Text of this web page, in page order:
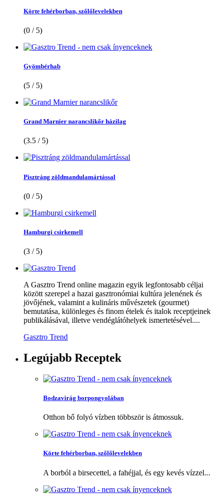
Körte fehérborban, szőlőlevelekben
(0 / 5)
Gyömbérhab
(5 / 5)
Grand Marnier narancslikőr házilag
(3.5 / 5)
Pisztráng zöldmandulamártással
(0 / 5)
Hamburgi csirkemell
(3 / 5)
A Gasztro Trend online magazin egyik legfontosabb céljai
között szerepel a hazai gasztronómiai kultúra jelenének és
jövőjének, valamint a kulináris művészetek (gourmet)
bemutatása, különleges és finom ételek és italok receptjeinek
publikálásával, illetve vendéglátóhelyek ismertetésével....
Gasztro Trend
Legújabb Receptek
Bodzavirág borpongyolában
Otthon bő folyó vízben többször is átmossuk.
Körte fehérborban, szőlőlevelekben
A borból a birsecettel, a fahéjjal, és egy kevés vízzel...